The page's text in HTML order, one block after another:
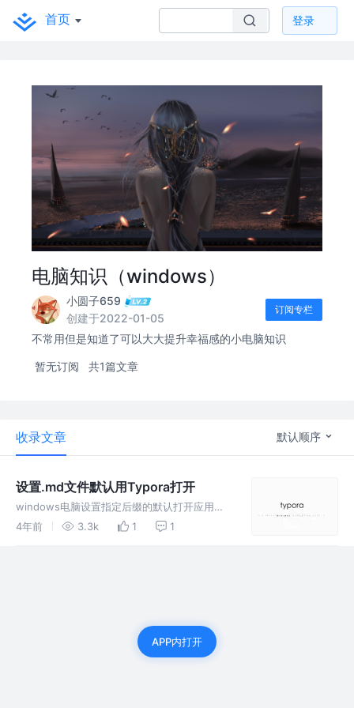
首页 登录
电脑知识（windows）
小圆子659
创建于2022-01-05
订阅专栏
不常用但是知道了可以大大提升幸福感的小电脑知识
暂无订阅 共1篇文章
收录文章 默认顺序
设置.md文件默认用Typora打开
windows电脑设置指定后缀的默认打开应用，
多图演示Typora windows电脑设置指定后缀的
4年前 3.3k 1 1
APP内打开